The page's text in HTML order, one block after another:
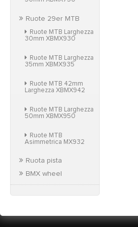
Ruote 29er MTB
Ruote MTB Larghezza
30mm XBMX930
Ruote MTB Larghezza
35mm XBMX935
Ruote MTB 42mm
Larghezza XBMX942
Ruote MTB Larghezza
50mm XBMX950
Ruote MTB
Asimmetrica MX932
Ruota pista
BMX wheel